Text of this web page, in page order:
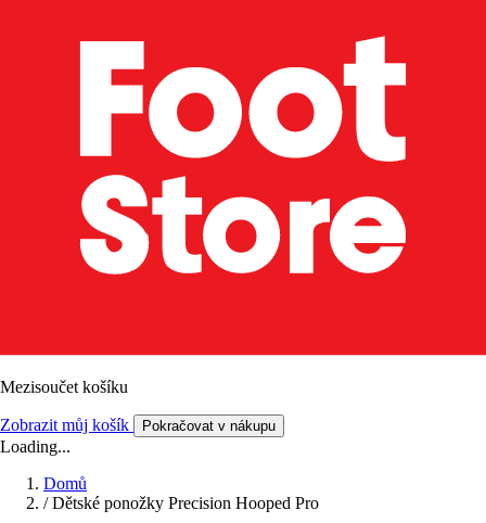
Mezisoučet košíku
Zobrazit můj košík Pokračovat v nákupu
Loading...
Domů
/ Dětské ponožky Precision Hooped Pro